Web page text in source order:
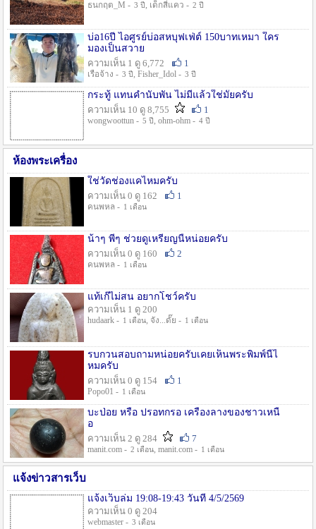
ธนกฤต_M - 3 ปี , เด็กสี่แคว - 2 ปี
บ่อ16ปี ไอศูรย์บ่อสหบุฟเฟ่ต์ 150บาทเหมา ใคร
มองเป็นสวาย
ความเห็น 1 ดู 6,772
1
เรือจ้าง - 3 ปี , Fisher_Idol - 3 ปี
กระทู้ แทนคำนับพัน ไม่มีแล้วใช่มั๊ยครับ
ความเห็น 10 ดู 8,755
1
wongwoottun - 5 ปี , ohm-ohm - 4 ปี
ห้องพระเครื่อง
ใช่วัดช่องแคไหมครับ
ความเห็น 0 ดู 162
1
คนพหล - 1 เดือน
น้าๆ พี่ๆ ช่วยดูเหรียญนี้หน่อยครับ
ความเห็น 0 ดู 160
2
คนพหล - 1 เดือน
แท้เก๊ไม่สน อยากโชว์ครับ
ความเห็น 1 ดู 200
hudaark - 1 เดือน, จัง...ดั๊ย - 1 เดือน
รบกวนสอบถามหน่อยครับเคยเห็นพระพิมพ์นี้ไ
หมครับ
ความเห็น 0 ดู 154
1
Popo01 - 1 เดือน
บะป่อย หรือ ปรอทกรอ เครื่องลางของชาวเหนื
อ
ความเห็น 2 ดู 284
7
manit.com - 2 เดือน, manit.com - 1 เดือน
แจ้งข่าวสารเว็บ
แจ้งเว็บล่ม 19:08-19:43 วันที่ 4/5/2569
ความเห็น 0 ดู 204
webmaster - 3 เดือน